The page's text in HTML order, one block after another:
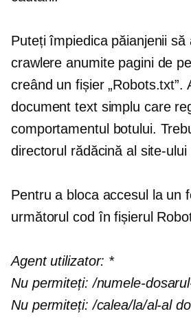
Puteți împiedica păianjenii să
crawlere anumite pagini de
creând un fișier „Robots.txt”.
document text simplu care
comportamentul botului.
directorul rădăcină al site-ului
Pentru a bloca accesul la un
următorul cod în fișierul
Agent utilizator: *
Nu permiteți:/numele-
Nu permiteți:/calea/la/al-al